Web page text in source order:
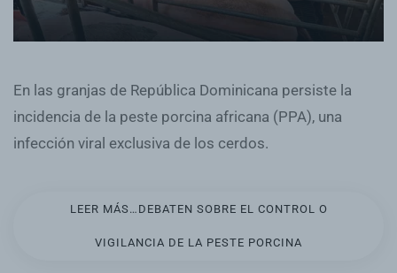
En las granjas de República Dominicana persiste la
incidencia de la peste porcina africana (PPA), una
infección viral exclusiva de los cerdos.
LEER MÁS…DEBATEN SOBRE EL CONTROL O
VIGILANCIA DE LA PESTE PORCINA